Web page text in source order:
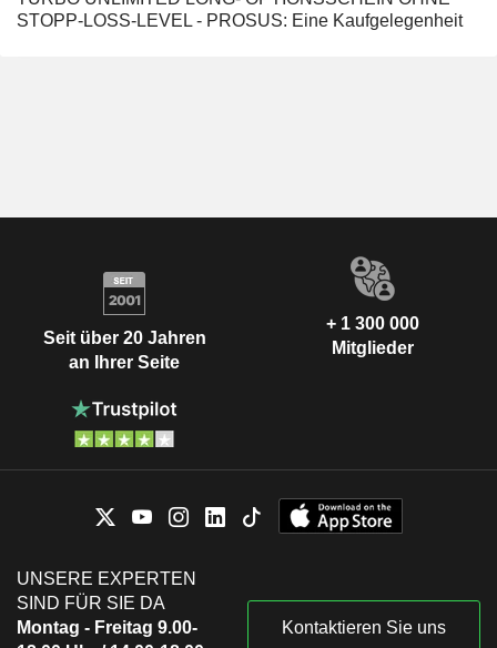
STOPP-LOSS-LEVEL - PROSUS: Eine Kaufgelegenheit
Seit über 20 Jahren
an Ihrer Seite
+ 1 300 000
Mitglieder
UNSERE EXPERTEN
SIND FÜR SIE DA
Montag - Freitag 9.00-
Kontaktieren Sie uns